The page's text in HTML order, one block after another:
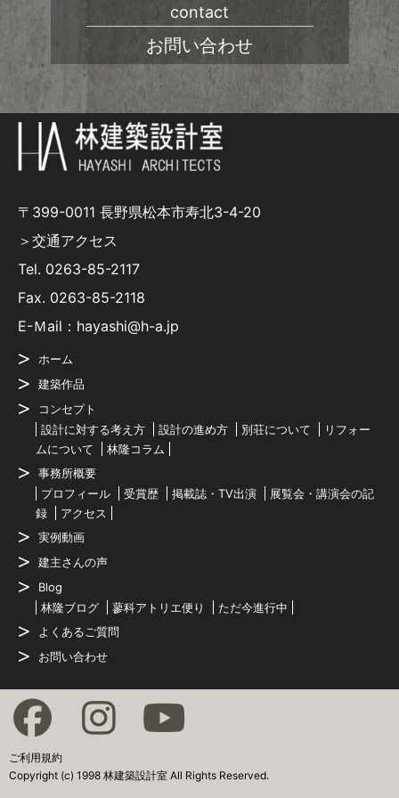
contact
お問い合わせ
〒399-0011 長野県松本市寿北3-4-20
＞交通アクセス
Tel. 0263-85-2117
Fax. 0263-85-2118
E-Ｍail：hayashi@h-a.jp
ホーム
建築作品
コンセプト
設計に対する考え方
設計の進め方 別荘について
リフォー
ムについて
林隆コラム
事務所概要
プロフィール
受賞歴 掲載誌・TV出演
展覧会・講演会の記
録
アクセス
実例動画
建主さんの声
Blog
林隆ブログ
蓼科アトリエ便り
ただ今進行中
よくあるご質問
お問い合わせ
ご利用規約
Copyright (c) 1998 林建築設計室 All Rights Reserved.